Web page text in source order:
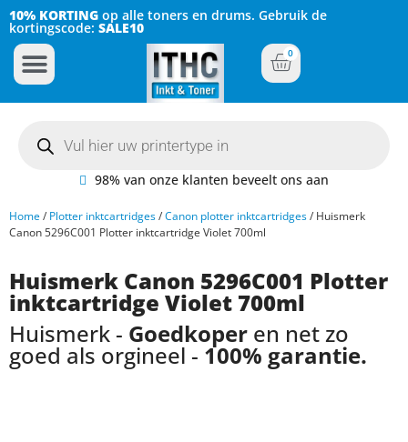
10% KORTING op alle toners en drums. Gebruik de
kortingscode: SALE10
0
98% van onze klanten beveelt ons aan
Home/ Plotter inktcartridges/Canon plotter inktcartridges/ Huismerk
Canon 5296C001 Plotter inktcartridge Violet 700ml
Huismerk Canon 5296C001 Plotter
inktcartridge Violet 700ml
Huismerk - Goedkoper en net zo
goed als orgineel - 100% garantie.